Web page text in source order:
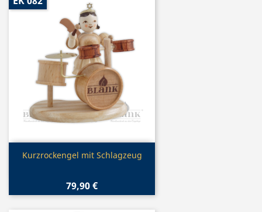
Vorschau
Kurzrockengel mit Schlagzeug
79,90 €